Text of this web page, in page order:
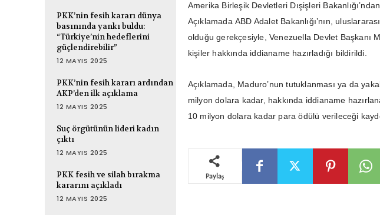
PKK’nin fesih kararı dünya
basınında yankı buldu:
“Türkiye’nin hedeflerini
güçlendirebilir”
12 MAYIS 2025
PKK’nin fesih kararı ardından
AKP’den ilk açıklama
12 MAYIS 2025
Suç örgütünün lideri kadın
çıktı
12 MAYIS 2025
PKK fesih ve silah bırakma
kararını açıkladı
12 MAYIS 2025
Amerika Birleşik Devletleri Dışişleri
Açıklamada ABD Adalet Bakanlığı’nın,
olduğu gerekçesiyle, Venezuella Devlet Başkanı
kişiler hakkında iddianame hazırladığı bildirildi.
Açıklamada, Maduro’nun tutuklanması ya da
milyon dolara kadar, hakkında iddianame
10 milyon dolara kadar para ödülü verileceği
Paylaş